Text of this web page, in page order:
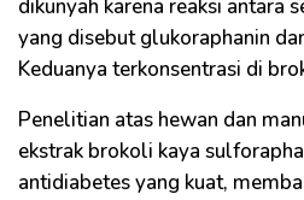
dikunyah karena reaksi antara
yang disebut glukoraphanin
Keduanya terkonsentrasi di
Penelitian atas hewan dan
ekstrak brokoli kaya
antidiabetes yang kuat,